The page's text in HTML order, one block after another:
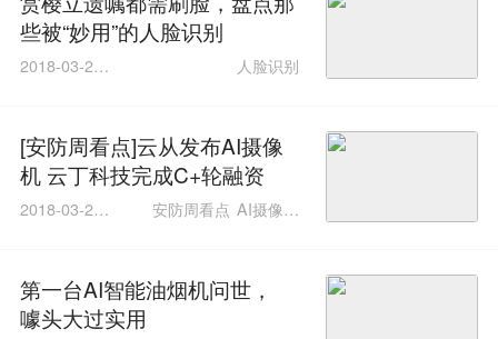
些被“妙用”的人脸识别
2018-03-27 1
人脸识别
[安防周看点]云从发布AI摄像
机 云丁科技完成C+轮融资
2018-03-25 1
安防周看点 AI摄像机
第一台AI智能油烟机问世，
噱头大过实用